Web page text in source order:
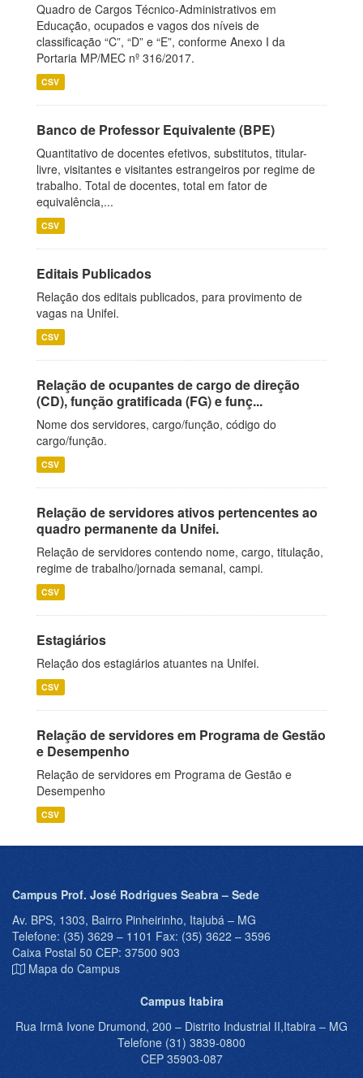
Quadro de Cargos Técnico-Administrativos em
Educação, ocupados e vagos dos níveis de
classificação “C”, “D” e “E”, conforme Anexo I da
Portaria MP/MEC nº 316/2017.
CSV
Banco de Professor Equivalente (BPE)
Quantitativo de docentes efetivos, substitutos, titular-
livre, visitantes e visitantes estrangeiros por regime de
trabalho. Total de docentes, total em fator de
equivalência,...
CSV
Editais Publicados
Relação dos editais publicados, para provimento de
vagas na Unifei.
CSV
Relação de ocupantes de cargo de direção
(CD), função gratificada (FG) e funç...
Nome dos servidores, cargo/função, código do
cargo/função.
CSV
Relação de servidores ativos pertencentes ao
quadro permanente da Unifei.
Relação de servidores contendo nome, cargo, titulação,
regime de trabalho/jornada semanal, campi.
CSV
Estagiários
Relação dos estagiários atuantes na Unifei.
CSV
Relação de servidores em Programa de Gestão
e Desempenho
Relação de servidores em Programa de Gestão e
Desempenho
CSV
Campus Prof. José Rodrigues Seabra – Sede
Av. BPS, 1303, Bairro Pinheirinho, Itajubá – MG
Telefone: (35) 3629 – 1101 Fax: (35) 3622 – 3596
Caixa Postal 50 CEP: 37500 903
Mapa do Campus
Campus Itabira
Rua Irmã Ivone Drumond, 200 – Distrito Industrial II,Itabira – MG
Telefone (31) 3839-0800
CEP 35903-087